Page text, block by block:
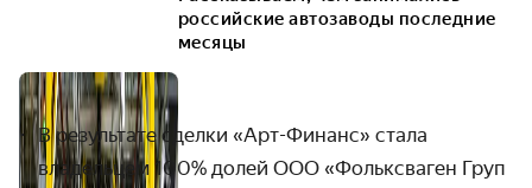
российские автозаводы последние
месяцы
В результате сделки «Арт-Финанс» стала
владельцем 100% долей ООО «Фольксваген Груп